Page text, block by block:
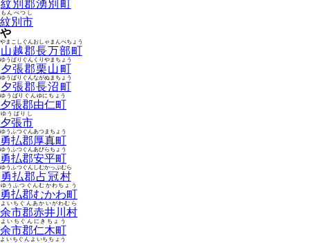
紋別郡湧別町
紋別市
もんべつし
や
山越郡長万部町
やまこしぐんおしゃまんべちょう
夕張郡栗山町
ゆうばりぐんくりやまちょう
夕張郡長沼町
ゆうばりぐんながぬまちょう
夕張郡由仁町
ゆうばりぐんゆにちょう
夕張市
ゆうばりし
勇払郡厚真町
ゆうふつぐんあつまちょう
勇払郡安平町
ゆうふつぐんあびらちょう
勇払郡占冠村
ゆうふつぐんしむかっぷむら
勇払郡むかわ町
ゆうふつぐんむかわちょう
余市郡赤井川村
よいちぐんあかいがわむら
余市郡仁木町
よいちぐんにきちょう
よいちぐんよいちちょう